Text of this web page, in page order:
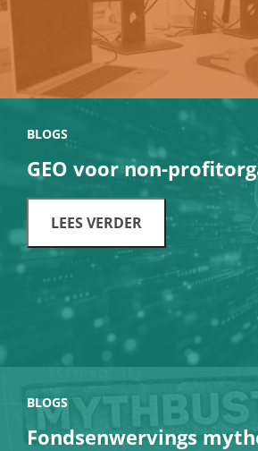
BLOGS
GEO voor non-
LEES VERDER
BLOGS
Fondsenwervings